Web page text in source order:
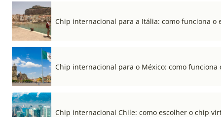
Chip internacional para a Itália: como funciona o
Chip internacional para o México: como funciona
Chip internacional Chile: como escolher o chip